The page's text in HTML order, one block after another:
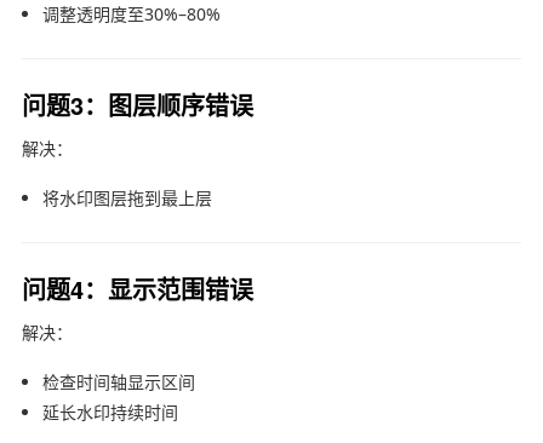
调整透明度至30%–80%
问题3：图层顺序错误
解决：
将水印图层拖到最上层
问题4：显示范围错误
解决：
检查时间轴显示区间
延长水印持续时间